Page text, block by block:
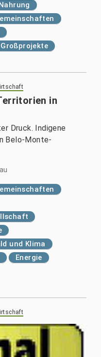
Großprojekte
in
Druck. Indigene
Belo-Monte-
und Klima
Energie